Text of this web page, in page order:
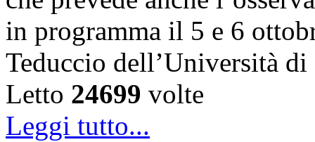
in programma il 5 e 6
Teduccio dell’Università
Letto 24699 volte
Leggi tutto...